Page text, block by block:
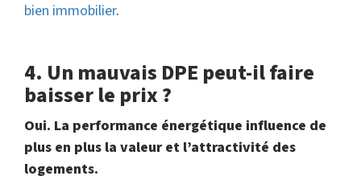
bien immobilier.
4. Un mauvais DPE peut-il faire
baisser le prix ?
Oui. La performance énergétique influence de
plus en plus la valeur et l’attractivité des
logements.